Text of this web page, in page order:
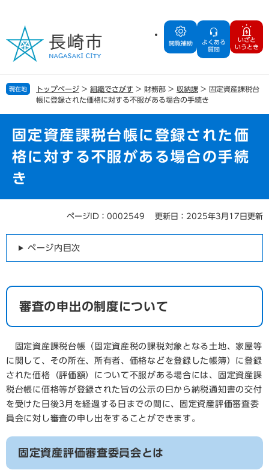
の
で
す
ー
ば
し
閲覧補助
よくある
質問
いざと
いうとき
現在地 トップページ > 組織でさがす > 財務部 > 収納課 > 固定資産課税台
帳に登録された価格に対する不服がある場合の手続き
固定資産課税台帳に登録された価
格に対する不服がある場合の手続
き
ページID：0002549 更新日：2025年3月17日更新
ページ内目次
審査の申出の制度について
固定資産課税台帳（固定資産税の課税対象となる土地、家屋等
に関して、その所在、所有者、価格などを登録した帳簿）に登録
された価格（評価額）について不服がある場合には、固定資産課
税台帳に価格等が登録された旨の公示の日から納税通知書の交付
を受けた日後3月を経過する日までの間に、固定資産評価審査委
員会に対し審査の申し出をすることができます。
固定資産評価審査委員会とは